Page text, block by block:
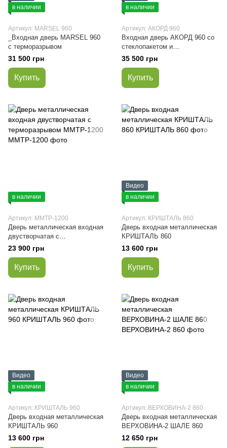
в наличии
Артикул: MARSEL 960
_Входная дверь MARSEL 960
с терморазрывом
31 500 грн
Купить
в наличии
Артикул: АКОРД 960
Входная дверь АКОРД 960 со
стеклопакетом и
терморазрывом
35 500 грн
Купить
в наличии
Артикул: MMTP-1200
Дверь металлическая входная
двустворчатая с
терморазрывом MMTP-1200
23 900 грн
Купить
Видео
в наличии
Артикул: КРИШТАЛЬ 860
Дверь входная металлическая
КРИШТАЛЬ 860
13 600 грн
Купить
Видео
в наличии
Артикул: КРИШТАЛЬ 960
Дверь входная металлическая
КРИШТАЛЬ 960
13 600 грн
Видео
в наличии
Артикул: ВЕРХОВИНА-2 860
Дверь входная металлическая
ВЕРХОВИНА-2 ШАЛЕ 860
12 650 грн